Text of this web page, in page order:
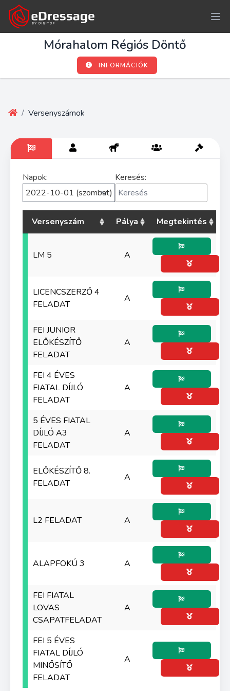
Mórahalom Régiós Döntő
INFORMÁCIÓK
/ Versenyszámok
Napok: Keresés:
Versenyszám Pálya Megtekintés
LM 5 A
LICENCSZERZŐ 4
FELADAT
A
FEI JUNIOR
ELŐKÉSZÍTŐ
FELADAT
A
FEI 4 ÉVES
FIATAL DÍJLÓ
FELADAT
A
5 ÉVES FIATAL
DÍJLÓ A3
FELADAT
A
ELŐKÉSZÍTŐ 8.
FELADAT
A
L2 FELADAT A
ALAPFOKÚ 3 A
FEI FIATAL
LOVAS
CSAPATFELADAT
A
FEI 5 ÉVES
FIATAL DÍJLÓ
MINŐSÍTŐ
FELADAT
A